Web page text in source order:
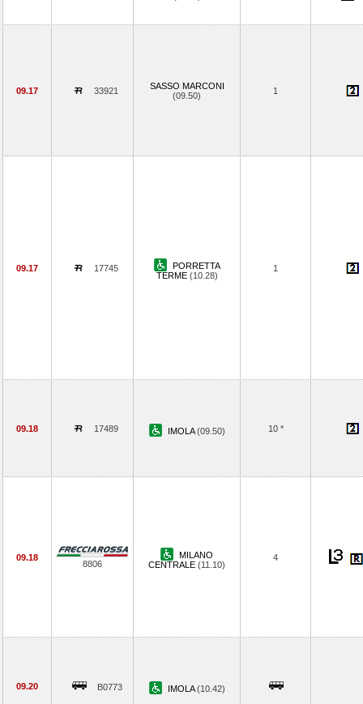
09.17 33921
SASSO MARCONI
(09.50)
1
09.17 17745
PORRETTA
TERME (10.28)
1
09.18 17489 IMOLA(09.50) 10 *
09.18
8806
MILANO
CENTRALE (11.10)
4
09.20 B0773 IMOLA(10.42)